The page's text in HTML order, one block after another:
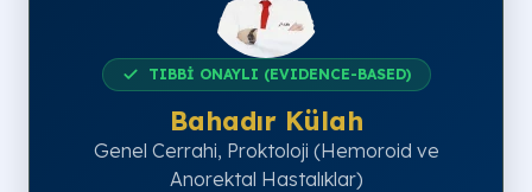
TIBBİ ONAYLI (EVIDENCE-BASED)
Bahadır Külah
Genel Cerrahi, Proktoloji (Hemoroid ve
Anorektal Hastalıklar)